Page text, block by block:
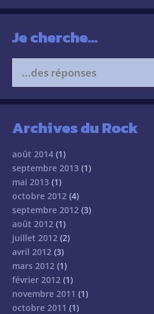
Je cherche…
Search
for:
Archives du Rock
août 2014 (1)
septembre 2013 (1)
mai 2013 (1)
octobre 2012 (4)
septembre 2012 (3)
août 2012 (1)
juillet 2012 (2)
avril 2012 (3)
mars 2012 (1)
février 2012 (1)
novembre 2011 (1)
octobre 2011 (1)